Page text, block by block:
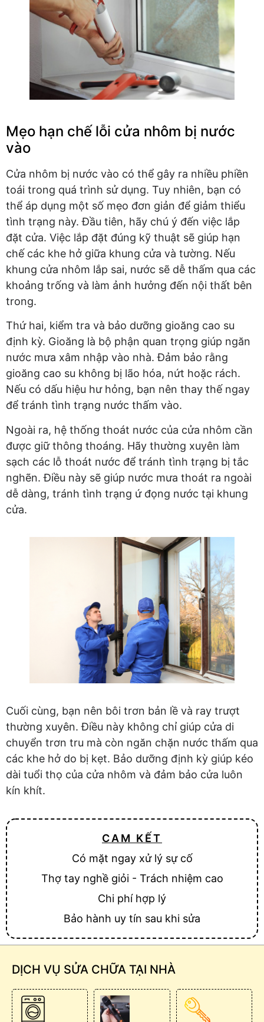
Mẹo hạn chế lỗi cửa nhôm bị nước
vào
Cửa nhôm bị nước vào có thể gây ra nhiều phiền
toái trong quá trình sử dụng. Tuy nhiên, bạn có
thể áp dụng một số mẹo đơn giản để giảm thiểu
tình trạng này. Đầu tiên, hãy chú ý đến việc lắp
đặt cửa. Việc lắp đặt đúng kỹ thuật sẽ giúp hạn
chế các khe hở giữa khung cửa và tường. Nếu
khung cửa nhôm lắp sai, nước sẽ dễ thấm qua các
khoảng trống và làm ảnh hưởng đến nội thất bên
trong.
Thứ hai, kiểm tra và bảo dưỡng gioăng cao su
định kỳ. Gioăng là bộ phận quan trọng giúp ngăn
nước mưa xâm nhập vào nhà. Đảm bảo rằng
gioăng cao su không bị lão hóa, nứt hoặc rách.
Nếu có dấu hiệu hư hỏng, bạn nên thay thế ngay
để tránh tình trạng nước thấm vào.
Ngoài ra, hệ thống thoát nước của cửa nhôm cần
được giữ thông thoáng. Hãy thường xuyên làm
sạch các lỗ thoát nước để tránh tình trạng bị tắc
nghẽn. Điều này sẽ giúp nước mưa thoát ra ngoài
dễ dàng, tránh tình trạng ứ đọng nước tại khung
cửa.
Cuối cùng, bạn nên bôi trơn bản lề và ray trượt
thường xuyên. Điều này không chỉ giúp cửa di
chuyển trơn tru mà còn ngăn chặn nước thấm qua
các khe hở do bị kẹt. Bảo dưỡng định kỳ giúp kéo
dài tuổi thọ của cửa nhôm và đảm bảo cửa luôn
kín khít.
CAM KẾT
Có mặt ngay xử lý sự cố
Thợ tay nghề giỏi - Trách nhiệm cao
Chi phí hợp lý
Bảo hành uy tín sau khi sửa
DỊCH VỤ SỬA CHỮA TẠI NHÀ